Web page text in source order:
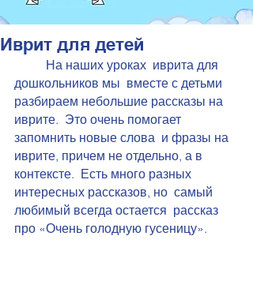
Иврит для детей
На наших уроках  иврита для
дошкольников мы  вместе с детьми
разбираем небольшие рассказы на
иврите.  Это очень помогает
запомнить новые слова  и фразы на
иврите, причем не отдельно, а в
контексте.  Есть много разных
интересных рассказов, но  самый
любимый всегда остается  рассказ
про «Очень голодную гусеницу».